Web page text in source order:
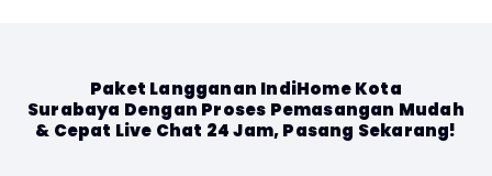
Paket Langganan IndiHome Kota
Surabaya Dengan Proses Pemasangan Mudah
& Cepat Live Chat 24 Jam, Pasang Sekarang!